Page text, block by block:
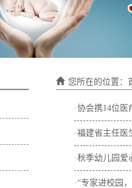
您所在的位置：
·协会携14位
·福建省主任
·秋季幼儿园
·“专家进校园